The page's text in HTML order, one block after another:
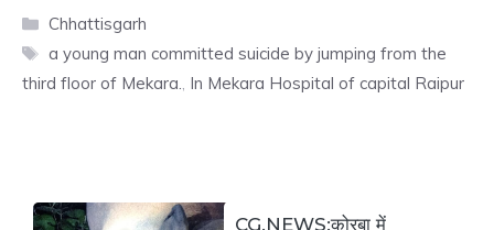
Categories
Chhattisgarh
Tags
a young man committed suicide by jumping from the
third floor of Mekara., In Mekara Hospital of capital Raipur
CG.NEWS:कोरबा में